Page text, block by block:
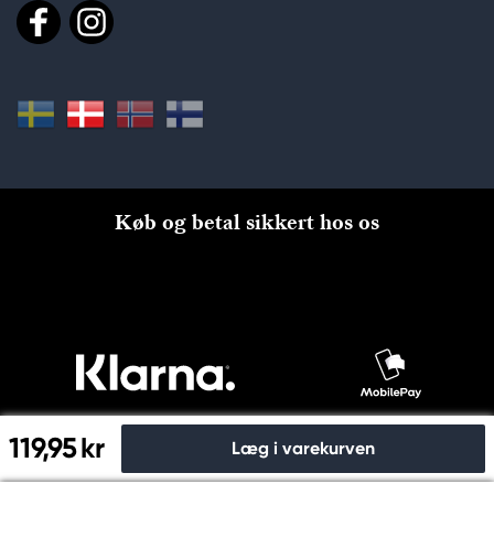
119,95 kr Læg i varekurven
Køb og betal sikkert hos os